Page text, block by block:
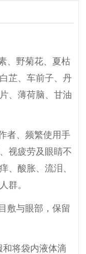
、野菊花、夏枯
芷、车前子、丹
、薄荷脑、甘油
者、频繁使用手
视疲劳及眼睛不
、酸胀、流泪、
群。
敷与眼部，保留
将袋内液体滴